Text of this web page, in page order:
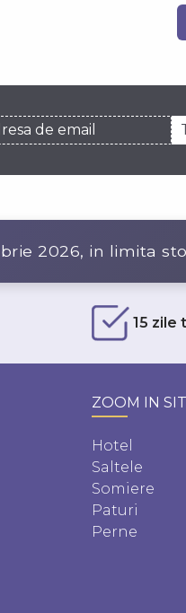
2026, in limita
15 zile
ZOOM IN
Hotel
Saltele
Somiere
Paturi
Perne